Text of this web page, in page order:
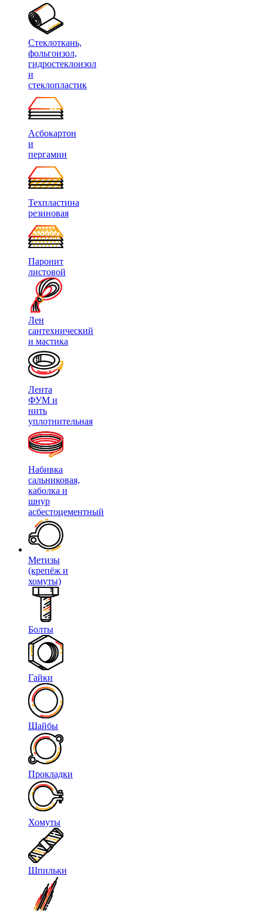
Стеклоткань,
фольгоизол,
гидростеклоизол
и
стеклопластик
Асбокартон
и
пергамин
Техпластина
резиновая
Паронит
листовой
Лен
сантехнический
и мастика
Лента
ФУМ и
нить
уплотнительная
Набивка
сальниковая,
каболка и
шнур
асбестоцементный
Метизы
(крепёж и
хомуты)
Болты
Гайки
Шайбы
Прокладки
Хомуты
Шпильки